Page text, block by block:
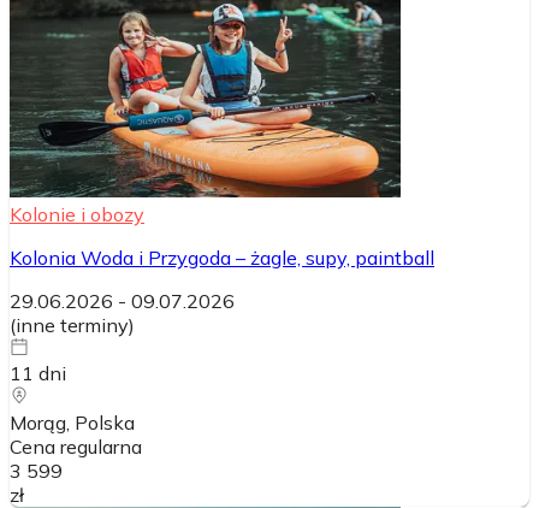
Kolonie i obozy
Kolonia Woda i Przygoda – żagle, supy, paintball
29.06.2026 - 09.07.2026
(inne terminy)
11 dni
Morąg, Polska
Cena regularna
3 599
zł